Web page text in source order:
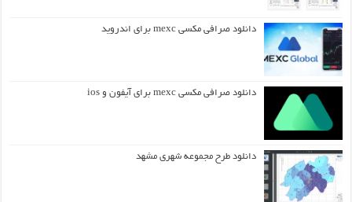
دانلود صرافی مکسی mexc برای اندروید
دانلود صرافی مکسی mexc برای آیفون و ios
دانلود طرح مجموعه شهری مشهد